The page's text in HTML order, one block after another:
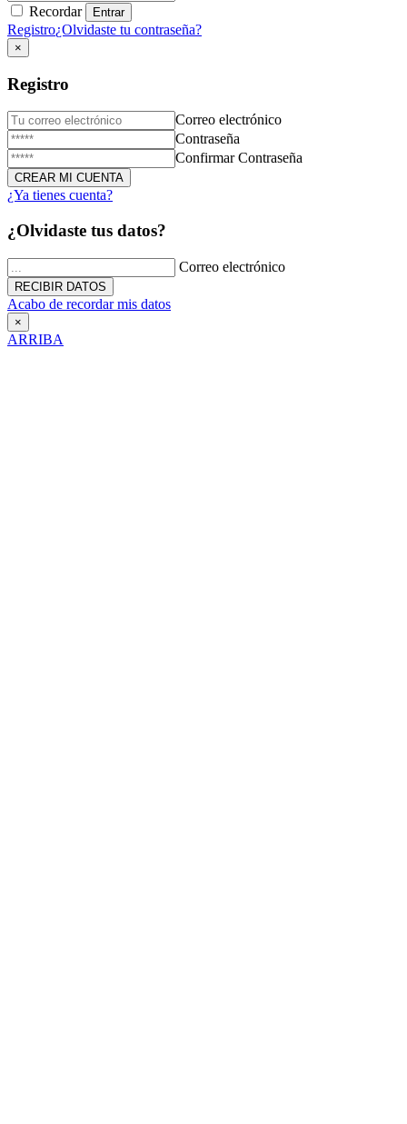
23 de Diciembre de 2025
Triduo Virgen Milagrosa
27 de Noviembre de 2025
Recordar
Registro¿Olvidaste tu contraseña?
×
Registro
Correo electrónico
Contraseña
Confirmar Contraseña
¿Ya tienes cuenta?
¿Olvidaste tus datos?
Correo electrónico
Acabo de recordar mis datos
×
ARRIBA